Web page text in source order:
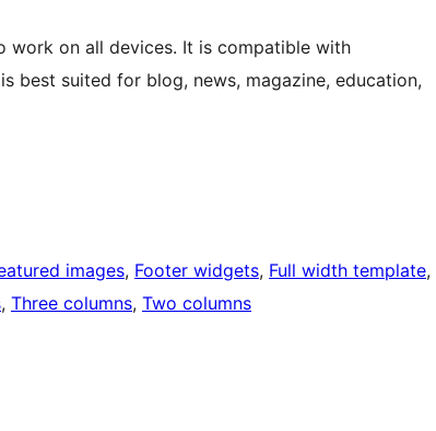
work on all devices. It is compatible with
best suited for blog, news, magazine, education,
images, Footer widgets, Full width template
, Three columns, Two columns